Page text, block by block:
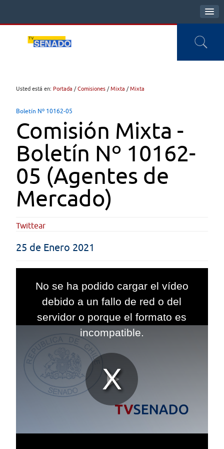
Usted está en: Portada /Comisiones /Mixta /Mixta
Boletín Nº 10162-05
Comisión Mixta -
Boletín Nº 10162-
05 (Agentes de
Mercado)
Twittear
25 de Enero 2021
window.
No se ha podido cargar el vídeo
debido a un fallo de red o del
servidor o porque el formato es
incompatible.